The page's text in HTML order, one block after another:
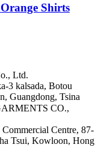
Shirts
Ltd.
3 kalsada, Botou
Guangdong, Tsina
CO.,
Centre, 87-
Tsui, Kowloon, Hong